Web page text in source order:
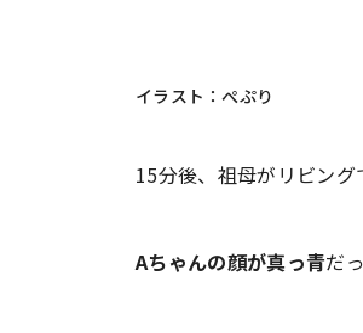
イラスト：ぺぷり
15分後、祖母がリビン
Aちゃんの顔が真っ青だ